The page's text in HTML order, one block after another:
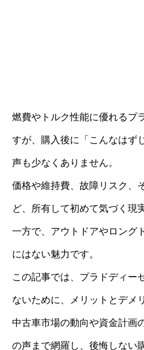
燃費やトルク性能に優れるプ
すが、購入後に「こんなはず
声も少なくありません。
価格や維持費、故障リスク、
ど、所有して初めて気づく現
一方で、アウトドアやロング
にはない魅力です。
この記事では、プラドディー
ないために、メリットとデメ
中古車市場の動向や資金計画
の声まで網羅し、後悔しない